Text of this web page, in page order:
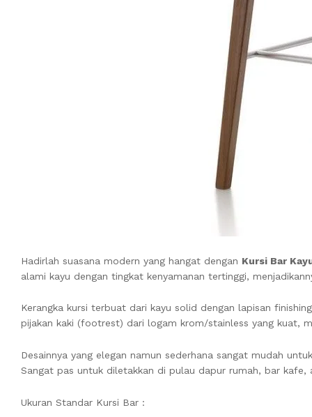
Hadirlah suasana modern yang hangat dengan Kursi Bar
alami kayu dengan tingkat kenyamanan tertinggi,
Kerangka kursi terbuat dari kayu solid dengan lapisan
pijakan kaki (footrest) dari logam krom/stainless yang kuat,
Desainnya yang elegan namun sederhana sangat mudah
Sangat pas untuk diletakkan di pulau dapur rumah, bar
Ukuran Standar Kursi Bar :